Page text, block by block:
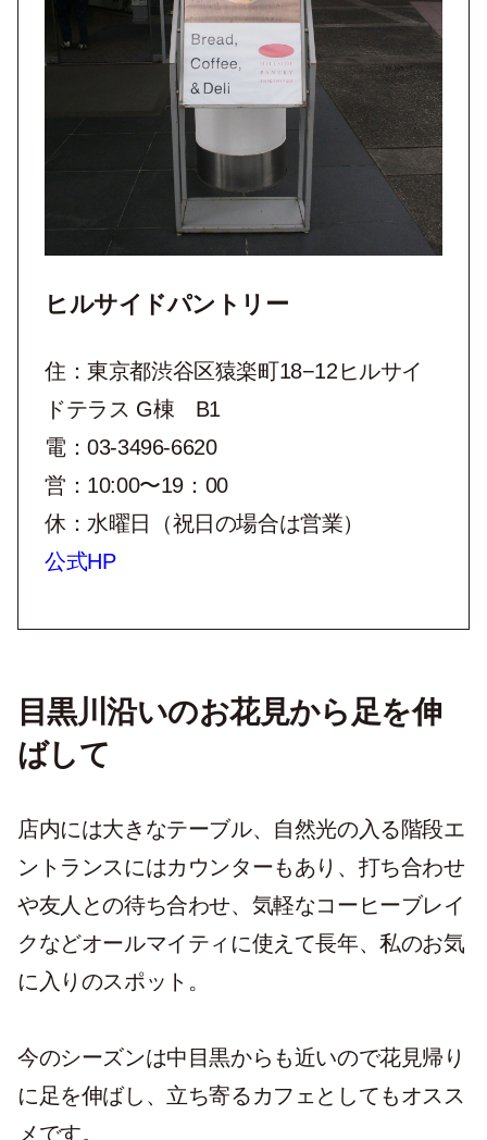
ヒルサイドパントリー
住：東京都渋谷区猿楽町18−12ヒルサイ
ドテラス G棟 B1
電：03-3496-6620
営：10:00〜19：00
休：水曜日（祝日の場合は営業）
公式HP
目黒川沿いのお花見から足を伸
ばして
店内には大きなテーブル、自然光の入る階段エ
ントランスにはカウンターもあり、打ち合わせ
や友人との待ち合わせ、気軽なコーヒーブレイ
クなどオールマイティに使えて長年、私のお気
に入りのスポット。
今のシーズンは中目黒からも近いので花見帰り
に足を伸ばし、立ち寄るカフェとしてもオスス
メです。